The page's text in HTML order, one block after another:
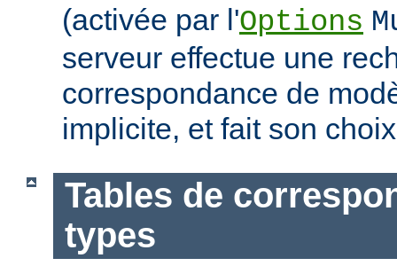
(activée par l'Options
serveur effectue une
correspondance de
implicite, et fait son
Tables de
types